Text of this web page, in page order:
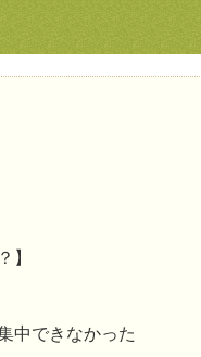
】
中できなかった